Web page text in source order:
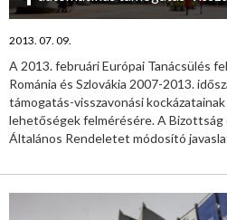
2013. 07. 09.
A 2013. februári Európai Tanácsülés
Románia és Szlovákia 2007-2013.
támogatás-visszavonási
lehetőségek felmérésére. A Bizottság
Általános Rendeletet módosító